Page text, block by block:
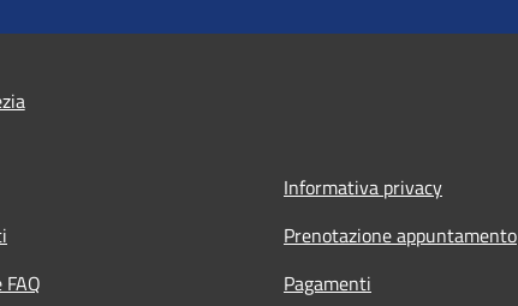
Informativa privacy
Prenotazione appuntamento
Pagamenti